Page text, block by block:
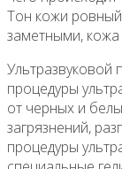
Тон кожи
заметными, кожа
Ультразвуковой
процедуры
от черных и
загрязнений,
процедуры